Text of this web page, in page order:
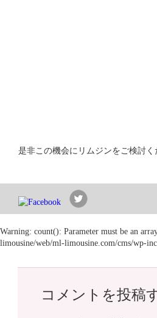
是非この機会にリムジンをご検討く
Warning: count(): Parameter must be an
limousine/web/ml-limousine.com/cms/wp-
コメントを投稿